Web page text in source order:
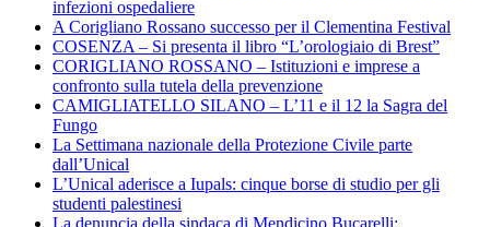
infezioni ospedaliere
A Corigliano Rossano successo per il Clementina Festival
COSENZA – Si presenta il libro “L’orologiaio di Brest”
CORIGLIANO ROSSANO – Istituzioni e imprese a
confronto sulla tutela della prevenzione
CAMIGLIATELLO SILANO – L’11 e il 12 la Sagra del
Fungo
La Settimana nazionale della Protezione Civile parte
dall’Unical
L’Unical aderisce a Iupals: cinque borse di studio per gli
studenti palestinesi